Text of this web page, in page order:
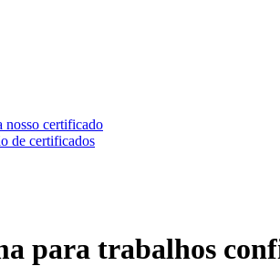
nosso certificado
de certificados
para trabalhos